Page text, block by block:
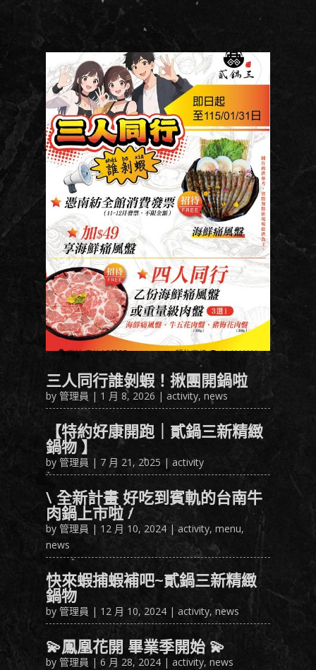
器
三人同行誰剝蝦！揪團開鍋啦
by 管理員 | 1 月 8, 2026 | activity, news
【特約好康開跑｜貳鍋三新精緻
鍋物 】
by 管理員 | 7 月 21, 2025 | activity
\ 全新計畫 好吃到賓軌的台南牛
肉鍋上市啦 /
by 管理員 | 12 月 10, 2024|activity, menu,
news
快來蝦捕蝦補吧~貳鍋三新精緻
鍋物
by 管理員 | 12 月 10, 2024| activity,news
💫鳳凰花開 畢業季開始 💫
by 管理員 | 6 月 28, 2024| activity, news